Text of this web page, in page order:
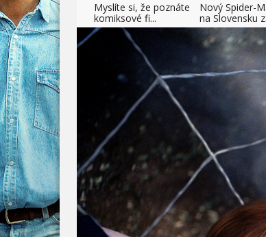
Myslíte si, že poznáte
komiksové fi...
Nový Spider-
na Slovensku